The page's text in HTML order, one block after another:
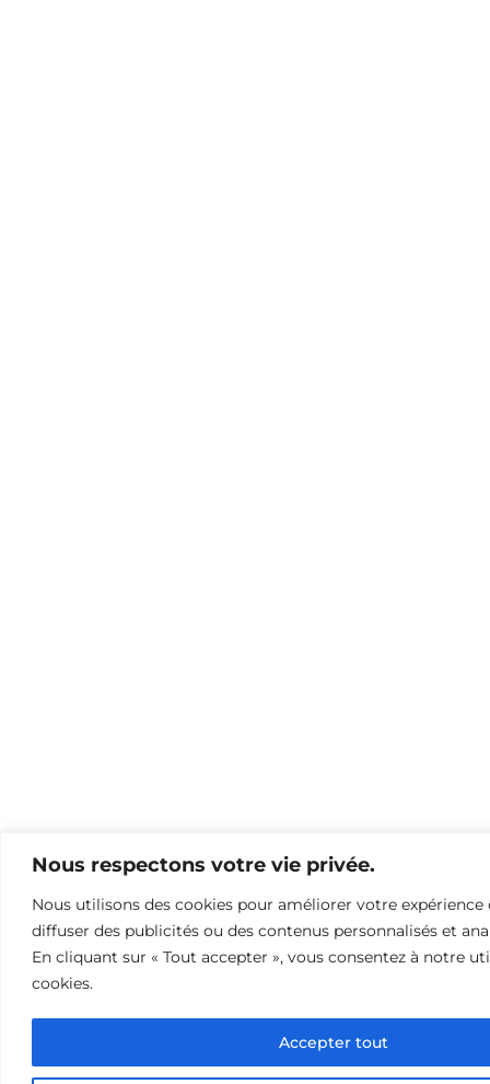
Nous respectons votre vie privée.
Nous utilisons des cookies pour améliorer votre expérience
diffuser des publicités ou des contenus personnalisés et
En cliquant sur « Tout accepter », vous consentez à notre
cookies.
Accepter tout